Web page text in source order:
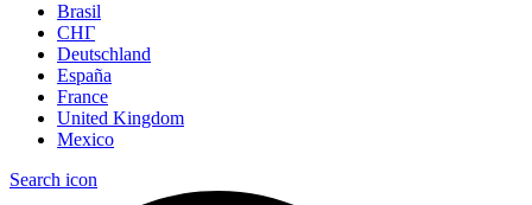
Brasil
СНГ
Deutschland
España
France
United Kingdom
Mexico
Search icon